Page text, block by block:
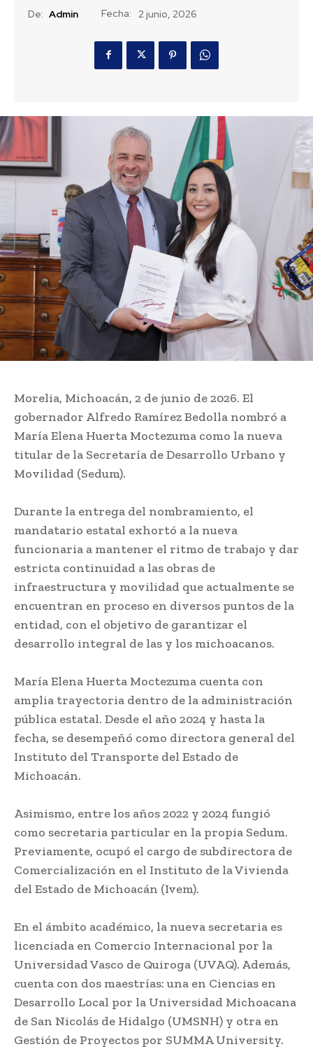
De: Admin Fecha: 2 junio, 2026
Morelia, Michoacán, 2 de junio de 2026. El
gobernador Alfredo Ramírez Bedolla nombró a
María Elena Huerta Moctezuma como la nueva
titular de la Secretaría de Desarrollo Urbano y
Movilidad (Sedum).
Durante la entrega del nombramiento, el
mandatario estatal exhortó a la nueva
funcionaria a mantener el ritmo de trabajo y dar
estricta continuidad a las obras de
infraestructura y movilidad que actualmente se
encuentran en proceso en diversos puntos de la
entidad, con el objetivo de garantizar el
desarrollo integral de las y los michoacanos.
María Elena Huerta Moctezuma cuenta con
amplia trayectoria dentro de la administración
pública estatal. Desde el año 2024 y hasta la
fecha, se desempeñó como directora general del
Instituto del Transporte del Estado de
Michoacán.
Asimismo, entre los años 2022 y 2024 fungió
como secretaria particular en la propia Sedum.
Previamente, ocupó el cargo de subdirectora de
Comercialización en el Instituto de la Vivienda
del Estado de Michoacán (Ivem).
En el ámbito académico, la nueva secretaria es
licenciada en Comercio Internacional por la
Universidad Vasco de Quiroga (UVAQ). Además,
cuenta con dos maestrías: una en Ciencias en
Desarrollo Local por la Universidad Michoacana
de San Nicolás de Hidalgo (UMSNH) y otra en
Gestión de Proyectos por SUMMA University.